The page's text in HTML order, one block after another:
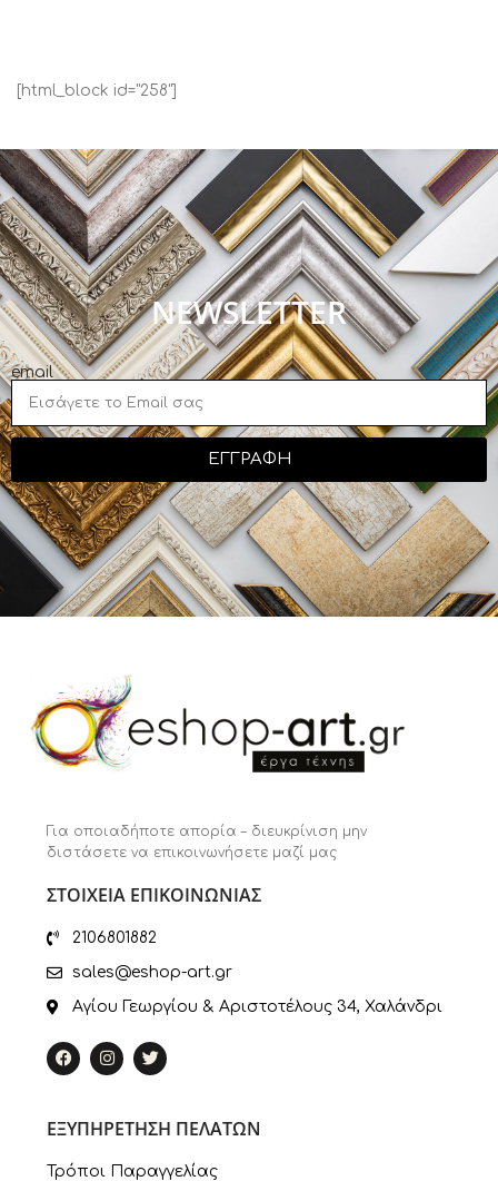
[html_block id="258"]
NEWSLETTER
email
ΕΓΓΡΑΦΗ
Για οποιαδήποτε απορία – διευκρίνιση μην
διστάσετε να επικοινωνήσετε μαζί μας
ΣΤΟΙΧΕΙΑ ΕΠΙΚΟΙΝΩΝΙΑΣ
2106801882
sales@eshop-art.gr
Αγίου Γεωργίου & Αριστοτέλους 34, Χαλάνδρι
ΕΞΥΠΗΡΕΤΗΣΗ ΠΕΛΑΤΩΝ
Τρόποι Παραγγελίας